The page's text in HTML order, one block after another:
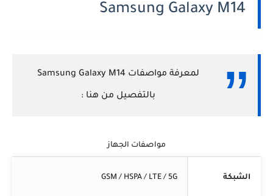
Samsung Galaxy M14
لمعرفة مواصفات Samsung Galaxy M14
بالتفصيل من هنا :
مواصفات الجهاز
الشبكة GSM / HSPA / LTE / 5G